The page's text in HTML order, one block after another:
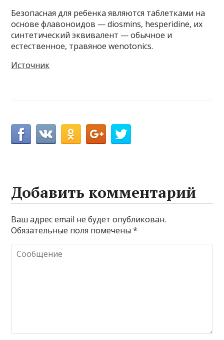
Безопасная для ребенка являются таблетками на
основе флавоноидов — diosmins, hesperidine, их
синтетический эквивалент — обычное и
естественное, травяное wenotonics.
Источник
Добавить комментарий
Ваш адрес email не будет опубликован.
Обязательные поля помечены*